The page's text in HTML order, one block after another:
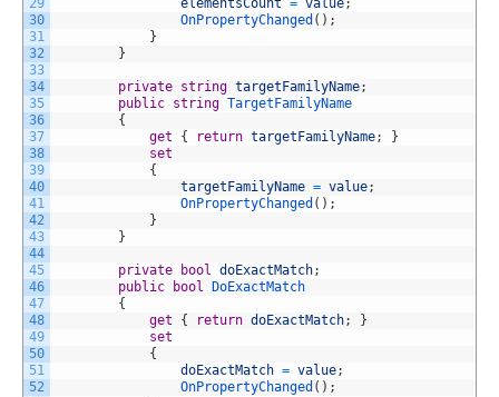
29
30
31
32
33
34
35
36
37
38
39
40
41
42
43
44
45
46
47
48
49
50
51
52
elementsCount = value;
OnPropertyChanged ( ) ;
}
}
private string targetFamilyName;
public string TargetFamilyName
{
get
{ return targetFamilyName;
}
set
{
targetFamilyName = value;
OnPropertyChanged ( ) ;
}
}
private bool doExactMatch;
public
bool
DoExactMatch
{
get
{ return doExactMatch;
}
set
{
doExactMatch = value;
OnPropertyChanged ( ) ;